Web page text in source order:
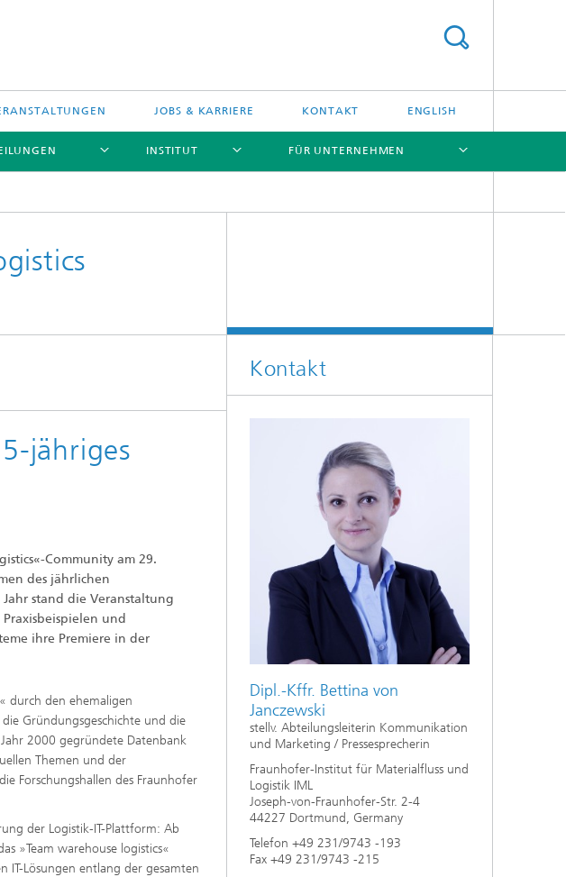
JOBS & KARRIERE KONTAKT ENGLISH
INSTITUT FÜR UNTERNEHMEN
jähriges
Community am 29.
des jährlichen
stand die Veranstaltung
und
ihre Premiere in der
durch den ehemaligen
Gründungsgeschichte und die
2000 gegründete Datenbank
Themen und der
Forschungshallen des Fraunhofer
der Logistik-IT-Plattform: Ab
»Team warehouse logistics«
IT-Lösungen entlang der gesamten
Kontakt
Dipl.-Kffr. Bettina von
Janczewski
stellv. Abteilungsleiterin Kommunikation
und Marketing / Pressesprecherin
Fraunhofer-Institut für Materialfluss und
Logistik IML
Joseph-von-Fraunhofer-Str. 2-4
44227 Dortmund, Germany
Telefon +49 231/9743 -193
Fax +49 231/9743 -215